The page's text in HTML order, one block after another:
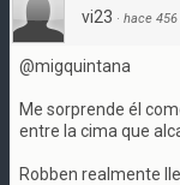
vi23 · hace
@migquintana
Me sorprende él
entre la cima que
Robben realmente